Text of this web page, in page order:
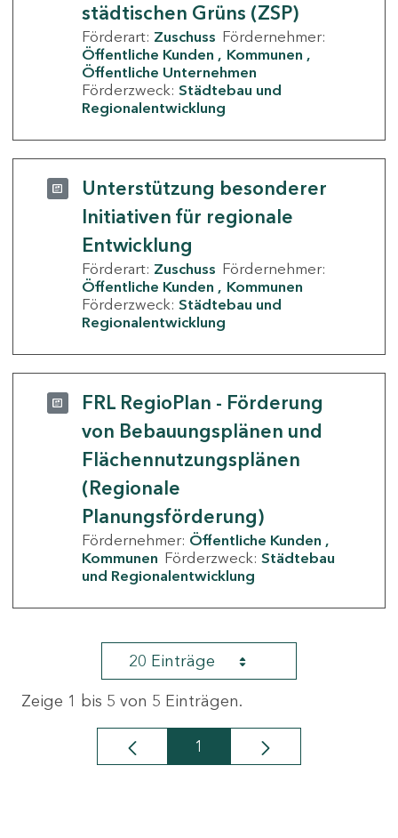
städtischen Grüns (ZSP)
Förderart: Zuschuss Fördernehmer:
Öffentliche Kunden
Kommunen
Öffentliche Unternehmen
Förderzweck: Städtebau und
Regionalentwicklung
Unterstützung besonderer
Initiativen für regionale
Entwicklung
Förderart: Zuschuss Fördernehmer:
Öffentliche Kunden
Kommunen
Förderzweck: Städtebau und
Regionalentwicklung
FRL RegioPlan - Förderung
von Bebauungsplänen und
Flächennutzungsplänen
(Regionale
Planungsförderung)
Fördernehmer: Öffentliche Kunden
Kommunen Förderzweck: Städtebau
und Regionalentwicklung
20 Einträge
Zeige 1 bis 5 von 5 Einträgen.
Seite
1